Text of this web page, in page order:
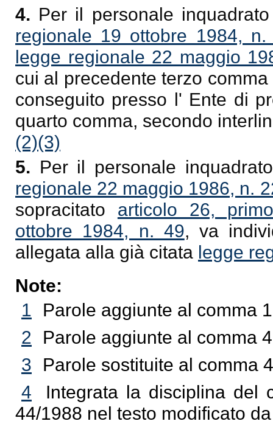
4. Per il personale
regionale 19 ottobre 1984, n.
legge regionale 22 maggio
cui al precedente terzo
conseguito presso l' Ente di
quarto comma, secondo
(2)(3)
5. Per il personale
regionale 22 maggio 1986, n.
sopracitato articolo 26,
ottobre 1984, n. 49, va
allegata alla già citata legge
Note:
1
Parole aggiunte al comma
2
Parole aggiunte al comma
3
Parole sostituite al comma
4
Integrata la disciplina del
44/1988 nel testo modificato